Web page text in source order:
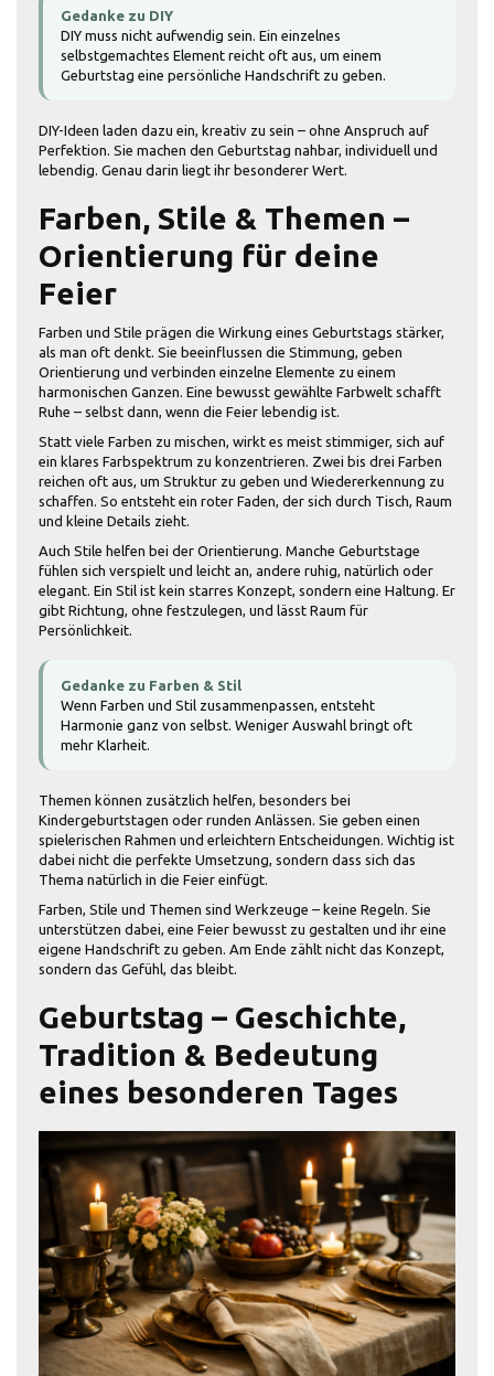
Gedanke zu DIY
DIY muss nicht aufwendig sein. Ein einzelnes
selbstgemachtes Element reicht oft aus, um einem
Geburtstag eine persönliche Handschrift zu geben.
DIY-Ideen laden dazu ein, kreativ zu sein – ohne Anspruch auf
Perfektion. Sie machen den Geburtstag nahbar, individuell und
lebendig. Genau darin liegt ihr besonderer Wert.
Farben, Stile & Themen –
Orientierung für deine
Feier
Farben und Stile prägen die Wirkung eines Geburtstags stärker,
als man oft denkt. Sie beeinflussen die Stimmung, geben
Orientierung und verbinden einzelne Elemente zu einem
harmonischen Ganzen. Eine bewusst gewählte Farbwelt schafft
Ruhe – selbst dann, wenn die Feier lebendig ist.
Statt viele Farben zu mischen, wirkt es meist stimmiger, sich auf
ein klares Farbspektrum zu konzentrieren. Zwei bis drei Farben
reichen oft aus, um Struktur zu geben und Wiedererkennung zu
schaffen. So entsteht ein roter Faden, der sich durch Tisch, Raum
und kleine Details zieht.
Auch Stile helfen bei der Orientierung. Manche Geburtstage
fühlen sich verspielt und leicht an, andere ruhig, natürlich oder
elegant. Ein Stil ist kein starres Konzept, sondern eine Haltung. Er
gibt Richtung, ohne festzulegen, und lässt Raum für
Persönlichkeit.
Gedanke zu Farben & Stil
Wenn Farben und Stil zusammenpassen, entsteht
Harmonie ganz von selbst. Weniger Auswahl bringt oft
mehr Klarheit.
Themen können zusätzlich helfen, besonders bei
Kindergeburtstagen oder runden Anlässen. Sie geben einen
spielerischen Rahmen und erleichtern Entscheidungen. Wichtig ist
dabei nicht die perfekte Umsetzung, sondern dass sich das
Thema natürlich in die Feier einfügt.
Farben, Stile und Themen sind Werkzeuge – keine Regeln. Sie
unterstützen dabei, eine Feier bewusst zu gestalten und ihr eine
eigene Handschrift zu geben. Am Ende zählt nicht das Konzept,
sondern das Gefühl, das bleibt.
Geburtstag – Geschichte,
Tradition & Bedeutung
eines besonderen Tages